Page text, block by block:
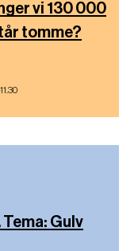
vi 130 000
tomme?
Tema: Gulv